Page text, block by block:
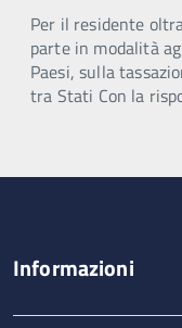
Per il residente
parte in modalità
Paesi, sulla
tra Stati Con la
Informazioni